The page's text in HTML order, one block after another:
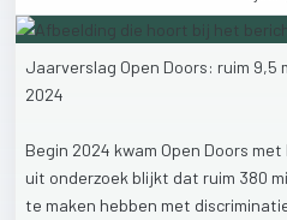
Jaarverslag Open Doors: ruim 9,5
2024
Begin 2024 kwam Open Doors met
uit onderzoek blijkt dat ruim 380
te maken hebben met